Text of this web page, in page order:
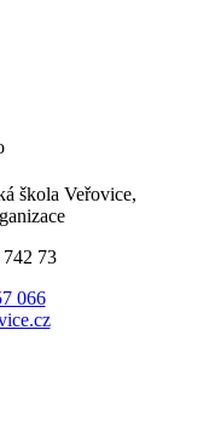
škola Veřovice,
73
066